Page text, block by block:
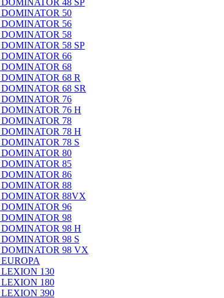
DOMINATOR 48 SP
DOMINATOR 50
DOMINATOR 56
DOMINATOR 58
DOMINATOR 58 SP
DOMINATOR 66
DOMINATOR 68
DOMINATOR 68 R
DOMINATOR 68 SR
DOMINATOR 76
DOMINATOR 76 H
DOMINATOR 78
DOMINATOR 78 H
DOMINATOR 78 S
DOMINATOR 80
DOMINATOR 85
DOMINATOR 86
DOMINATOR 88
DOMINATOR 88VX
DOMINATOR 96
DOMINATOR 98
DOMINATOR 98 H
DOMINATOR 98 S
DOMINATOR 98 VX
EUROPA
LEXION 130
LEXION 180
LEXION 390